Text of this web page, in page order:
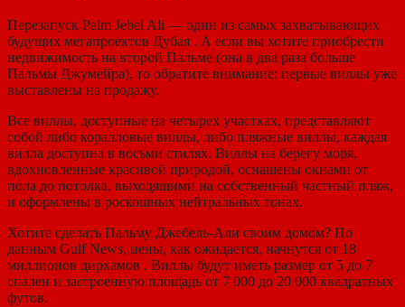
Перезапуск Palm Jebel Ali — один из самых захватывающих
будущих мегапроектов Дубая . А если вы хотите приобрести
недвижимость на второй Пальме (она в два раза больше
Пальмы Джумейра), то обратите внимание: первые виллы уже
выставлены на продажу.
Все виллы, доступные на четырех участках, представляют
собой либо коралловые виллы, либо пляжные виллы, каждая
вилла доступна в восьми стилях. Виллы на берегу моря,
вдохновленные красивой природой, оснащены окнами от
пола до потолка, выходящими на собственный частный пляж,
и оформлены в роскошных нейтральных тонах.
Хотите сделать Пальму Джебель-Али своим домом? По
данным Gulf News, цены, как ожидается, начнутся от 18
миллионов дирхамов . Виллы будут иметь размер от 5 до 7
спален и застроенную площадь от 7 000 до 20 000 квадратных
футов.